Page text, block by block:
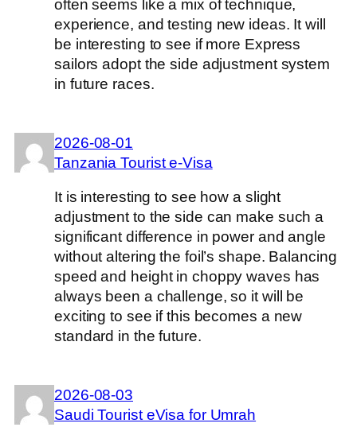
often seems like a mix of technique,
experience, and testing new ideas. It will
be interesting to see if more Express
sailors adopt the side adjustment system
in future races.
2026-08-01
Tanzania Tourist e-Visa
It is interesting to see how a slight
adjustment to the side can make such a
significant difference in power and angle
without altering the foil’s shape. Balancing
speed and height in choppy waves has
always been a challenge, so it will be
exciting to see if this becomes a new
standard in the future.
2026-08-03
Saudi Tourist eVisa for Umrah